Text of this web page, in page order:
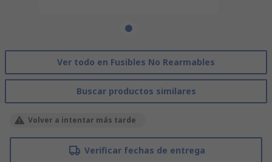
Ver todo en Fusibles No Rearmables
Buscar productos similares
Volver a intentar más tarde
Verificar fechas de entrega